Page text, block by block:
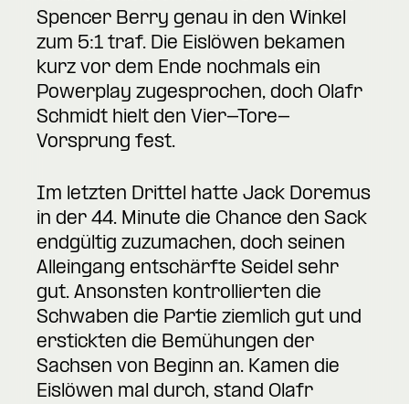
Spencer Berry genau in den Winkel
zum 5:1 traf. Die Eislöwen bekamen
kurz vor dem Ende nochmals ein
Powerplay zugesprochen, doch Olafr
Schmidt hielt den Vier-Tore-
Vorsprung fest.
Im letzten Drittel hatte Jack Doremus
in der 44. Minute die Chance den Sack
endgültig zuzumachen, doch seinen
Alleingang entschärfte Seidel sehr
gut. Ansonsten kontrollierten die
Schwaben die Partie ziemlich gut und
erstickten die Bemühungen der
Sachsen von Beginn an. Kamen die
Eislöwen mal durch, stand Olafr